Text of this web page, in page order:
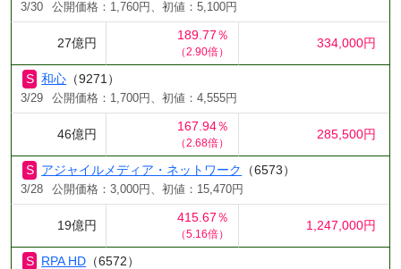
3/30 公開価格：1,760円、初値：5,100円
27億円
189.77％
（2.90倍）
334,000円
和心 （9271）
3/29 公開価格：1,700円、初値：4,555円
46億円
167.94％
（2.68倍）
285,500円
アジャイルメディア・ネットワーク （6573）
3/28 公開価格：3,000円、初値：15,470円
19億円
415.67％
（5.16倍）
1,247,000円
RPA HD （6572）